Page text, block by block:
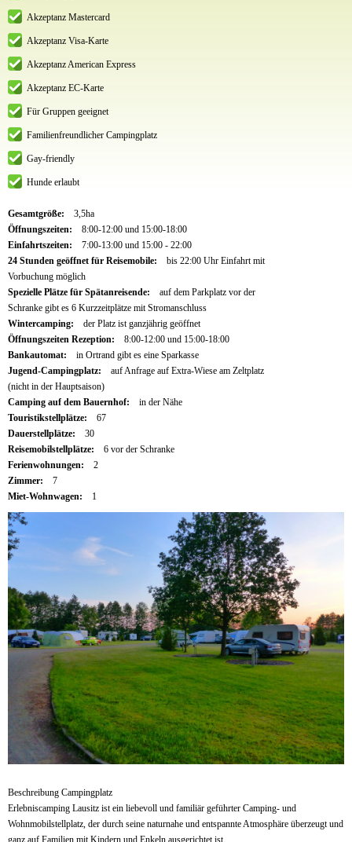
Akzeptanz Mastercard
Akzeptanz Visa-Karte
Akzeptanz American Express
Akzeptanz EC-Karte
Für Gruppen geeignet
Familienfreundlicher Campingplatz
Gay-friendly
Hunde erlaubt
Gesamtgröße:
3,5ha
Öffnungszeiten:
8:00-12:00 und 15:00-18:00
Einfahrtszeiten:
7:00-13:00 und 15:00 - 22:00
24 Stunden geöffnet für Reisemobile:
bis 22:00 Uhr Einfahrt mit
Vorbuchung möglich
Spezielle Plätze für Spätanreisende:
auf dem Parkplatz vor der
Schranke gibt es 6 Kurzzeitplätze mit Stromanschluss
Wintercamping:
der Platz ist ganzjährig geöffnet
Öffnungszeiten Rezeption:
8:00-12:00 und 15:00-18:00
Bankautomat:
in Ortrand gibt es eine Sparkasse
Jugend-Campingplatz:
auf Anfrage auf Extra-Wiese am Zeltplatz
(nicht in der Hauptsaison)
Camping auf dem Bauernhof:
in der Nähe
Touristikstellplätze:
67
Dauerstellplätze:
30
Reisemobilstellplätze:
6 vor der Schranke
Ferienwohnungen:
2
Zimmer:
7
Miet-Wohnwagen:
1
Beschreibung Campingplatz
Erlebniscamping Lausitz ist ein liebevoll und familiär geführter Camping- und
Wohnmobilstellplatz, der durch seine naturnahe und entspannte Atmosphäre überzeugt und
ganz auf Familien mit Kindern und Enkeln ausgerichtet ist.